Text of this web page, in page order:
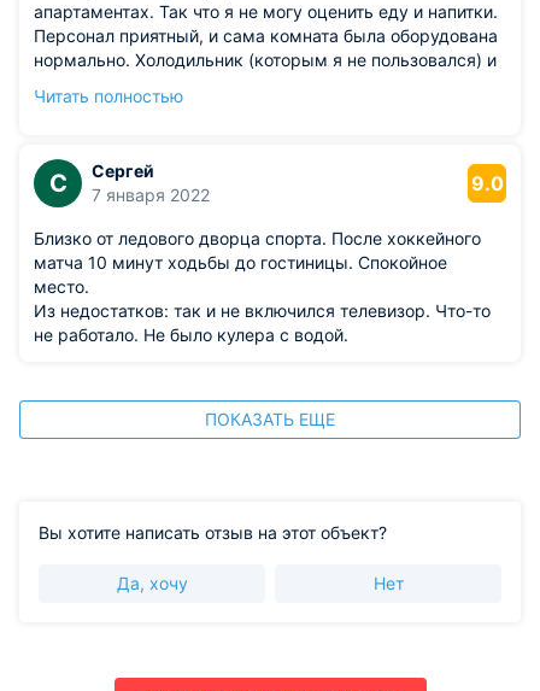
апартаментах. Так что я не могу оценить еду и напитки.
Персонал приятный, и сама комната была оборудована
нормально. Холодильник (которым я не пользовался) и
Кровать, на которой я спал, удобная. И территория
Читать полностью
С
Сергей
7 января 2022
9.0
Близко от ледового дворца спорта. После хоккейного
матча 10 минут ходьбы до гостиницы. Спокойное
место.
Из недостатков: так и не включился телевизор. Что-то
не работало. Не было кулера с водой.
ПОКАЗАТЬ ЕЩЕ
Вы хотите написать отзыв на этот объект?
Да, хочу Нет